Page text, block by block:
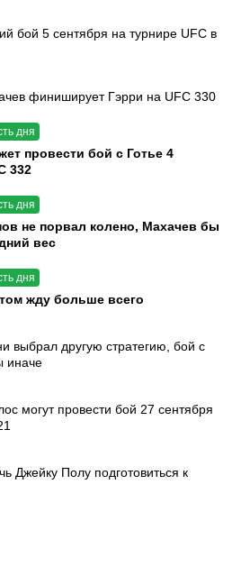
бой 5 сентября на турнире UFC в
финиширует Гэрри на UFC 330
дня
провести бой с Готье 4
332
дня
не порвал колено, Махачев бы
вес
дня
жду больше всего
выбрал другую стратегию, бой с
иначе
могут провести бой 27 сентября
Джейку Полу подготовиться к